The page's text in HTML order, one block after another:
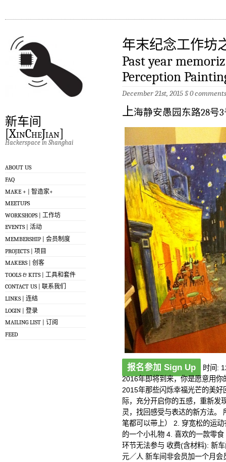
新车间
[XinCheJian]
Hackerspace in Shanghai
ABOUT US
FAQ
MAKE + | 智造家+
MEETUPS
WORKSHOPS | 工作坊
EVENTS | 活动
MEMBERSHIP | 会员制度
PROJECTS | 项目
MAKERS | 创客
TOOLS & KITS | 工具和套件
CONTACT US | 联系我们
LINKS | 连结
LOGIN | 登录
MAILING LIST | 订阅
FEED
年末纪念工作坊
Past year
Perception
December 21st, 2015§0 comments
上海静安愚园东路28号
报名参加 Sign Up
时间:
2016年即将到来，你是愿意用
2015年那些闪烁幸福光芒的美
际，充分开启你的五感，重新发
灵，找回感受与表达的新方法。
笔都可以带上） 2. 穿宽松的运
的一个小礼物 4. 喜欢的一款零
环节无法参与 收费(含材料): 新
元／人 新车间非会员加一个月会